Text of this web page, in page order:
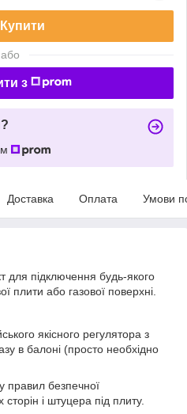
Купити
або
з
Доставка Оплата Умови
для підключення будь-якого
плити або газової поверхні.
якісного регулятора з
в балоні (просто необхідно
правил безпечної
і штуцера під плиту.